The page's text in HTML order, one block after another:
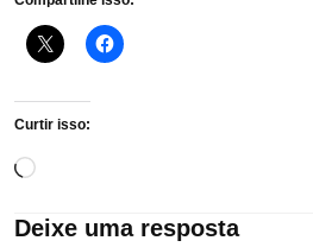
Curtir isso:
Carregando...
Deixe uma resposta